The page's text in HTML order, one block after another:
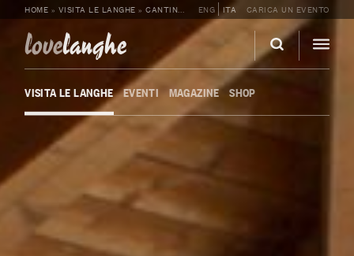
HOME » VISITA LE LANGHE »CANTINE » NEGRO GIUSEPPE: VISITA E
ENG ITA CARICA UN EVENTO
lovelanghe
VISITA LE LANGHE EVENTI MAGAZINE SHOP